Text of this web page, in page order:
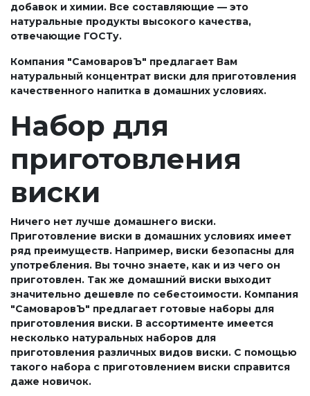
добавок и химии. Все составляющие — это
натуральные продукты высокого качества,
отвечающие ГОСТу.
Компания "СамоваровЪ" предлагает Вам
натуральный концентрат виски для приготовления
качественного напитка в домашних условиях.
Набор для
приготовления
виски
Ничего нет лучше домашнего виски.
Приготовление виски в домашних условиях имеет
ряд преимуществ. Например, виски безопасны для
употребления. Вы точно знаете, как и из чего он
приготовлен. Так же домашний виски выходит
значительно дешевле по себестоимости. Компания
"СамоваровЪ" предлагает готовые наборы для
приготовления виски. В ассортименте имеется
несколько натуральных наборов для
приготовления различных видов виски. С помощью
такого набора с приготовлением виски справится
даже новичок.